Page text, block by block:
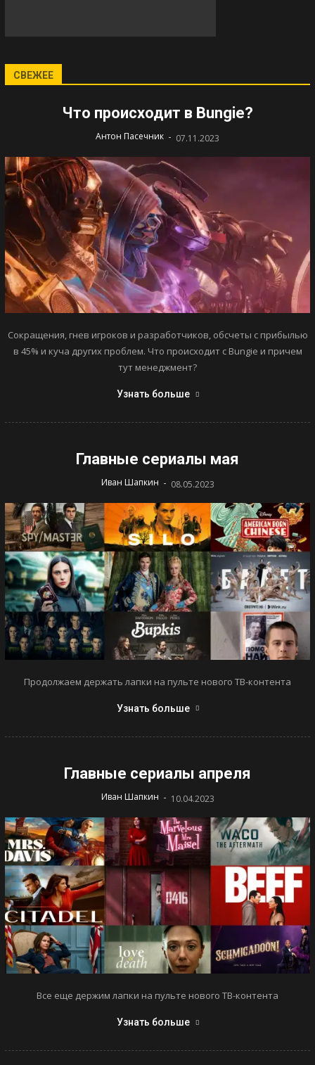
СВЕЖЕЕ
Что происходит в Bungie?
Антон Пасечник - 07.11.2023
Сокращения, гнев игроков и разработчиков, обсчеты с прибылью
в 45% и куча других проблем. Что происходит с Bungie и причем
тут менеджмент?
Узнать больше
Главные сериалы мая
Иван Шапкин - 08.05.2023
Продолжаем держать лапки на пульте нового ТВ-контента
Узнать больше
Главные сериалы апреля
Иван Шапкин - 10.04.2023
Все еще держим лапки на пульте нового ТВ-контента
Узнать больше